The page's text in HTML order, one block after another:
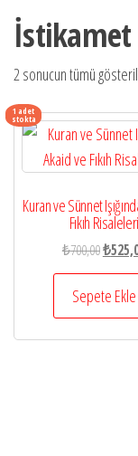
İstikamet
2 sonucun tümü
1 adet
stokta
Kuran ve Sünnet
Fıkıh Risaleleri
₺700,00Orijinal
fiyat:
₺700,00.
₺
Sepete Ekle